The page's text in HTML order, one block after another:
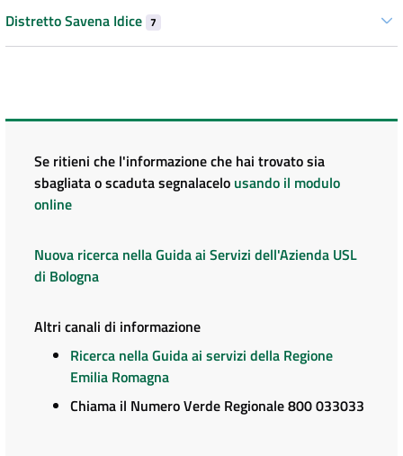
Distretto Savena Idice 7
Se ritieni che l'informazione che hai trovato sia
sbagliata o scaduta segnalacelo usando il modulo
online
Nuova ricerca nella Guida ai Servizi dell'Azienda USL
di Bologna
Altri canali di informazione
Ricerca nella Guida ai servizi della Regione
Emilia Romagna
Chiama il Numero Verde Regionale 800 033033